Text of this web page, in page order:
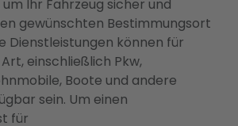
Ihr Fahrzeug sicher und
gewünschten Bestimmungsort
Dienstleistungen können für
einschließlich Pkw,
Boote und andere
sein. Um einen
für